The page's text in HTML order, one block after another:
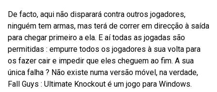
De facto, aqui não disparará contra outros jogadores,
ninguém tem armas, mas terá de correr em direcção à saída
para chegar primeiro a ela. E aí todas as jogadas são
permitidas : empurre todos os jogadores à sua volta para
os fazer cair e impedir que eles cheguem ao fim. A sua
única falha ? Não existe numa versão móvel, na verdade,
Fall Guys : Ultimate Knockout é um jogo para Windows.